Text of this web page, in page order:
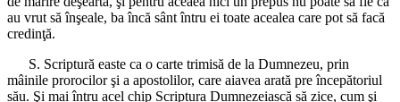
au vrut să înşeale, ba încă sânt întru ei toate acealea care pot să facă
credinţă.
S. Scriptură easte ca o carte trimisă de la Dumnezeu, prin
mâinile prorocilor şi a apostolilor, care aiavea arată pre începătoriul
său. Şi mai întru acel chip Scriptura Dumnezeiască să zice, cum şi